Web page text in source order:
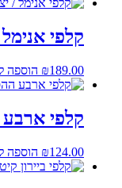
קלפי
₪189.00 הוספה
קלפי ארבע
₪124.00 הוספה